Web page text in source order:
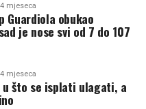
mjeseca
Guardiola obukao
je nose svi od 7 do 107
mjeseca
što se isplati ulagati, a